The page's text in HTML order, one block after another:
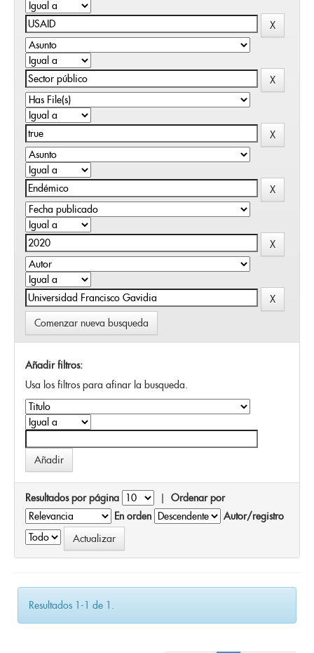
Comenzar nueva busqueda
Añadir filtros:
Usa los filtros para afinar la busqueda.
Resultados por página | Ordenar por
En orden
Autor/registro
Resultados 1-1 de 1.